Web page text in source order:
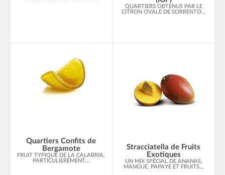
QUARTIERS OBTENUS PAR LE
CITRON OVALE DE SORRENTO...
Quartiers Confits de
Bergamote
FRUIT TYPIQUE DE LA CALABRIA,
PARTICULIERÉMENT...
Stracciatella de Fruits
Exotiques
UN MIX SPÉCIAL DE ANANAS,
MANGUE, PAPAYE ET FRUITS...